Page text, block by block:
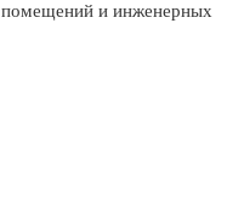
помещений и инженерных